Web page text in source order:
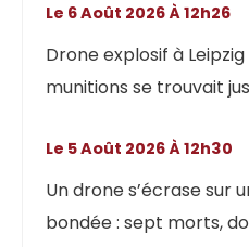
Drone explosif à
munitions se trouvait
Le 6 Août 2026 À 12h26
Un drone s’écrase sur
bondée : sept morts,
Le 5 Août 2026 À 12h30